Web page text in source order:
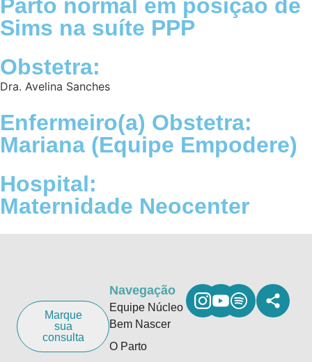
Parto normal em posição de
Sims na suíte PPP
Obstetra:
Dra. Avelina Sanches
Enfermeiro(a) Obstetra:
Mariana (Equipe Empodere)
Hospital:
Maternidade Neocenter
Marque
sua
consulta
Navegação
Equipe Núcleo
Bem Nascer
O Parto